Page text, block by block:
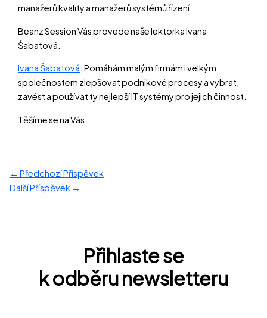
manažerů kvality a manažerů systémů řízení.
Beanz Session Vás provede naše lektorka Ivana
Šabatová.
Ivana Šabatová: Pomáhám malým firmám i velkým
společnostem zlepšovat podnikové procesy a vybrat,
zavést a používat ty nejlepší IT systémy pro jejich činnost.
Těšíme se na Vás.
← Předchozí Příspěvek
Další Příspěvek →
Přihlaste se
k odběru newsletteru